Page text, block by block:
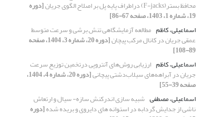
محافظ بستر(F-jacks) دراطراف پایه پل بر اصلاح الگوی جریان [دوره
19، شماره 1، 1403، صفحه 67-86]
اسماعیلی، کاظم مطالعه آزمایشگاهی تنش برشی و سرعت متوسط
عمقی جریان در کانال مرکب پیچان [دوره 20، شماره 3، 1404، صفحه
89-108]
اسماعیلی، کاظم ارزیابی روش‌های آنتروپی درتخمین توزیع سرعت
جریان در آبراهه‌های سیلاب‌دشتی پیچانی [دوره 20، شماره 4، 1404،
صفحه 39-55]
اسماعیلی، مصطفی شبیه سازی اندرکنش سازه- سیال و ارتعاش
ناشی از جدایش گردابه در استوانه های دایروی و بریده شده[دوره